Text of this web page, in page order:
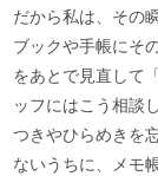
だから私は、その
ブックや手帳にそ
をあとで見直して
ッフにはこう相談
つきやひらめきを
ないうちに、メモ